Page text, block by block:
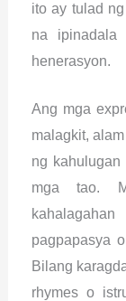
ito ay tulad
na ipinadala
henerasyon.
Ang mga
malagkit,
ng
mga tao.
pagpapasya
Bilang
rhymes o